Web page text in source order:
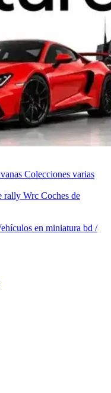
Colecciones varias
rally Wrc Coches de
en miniatura bd /